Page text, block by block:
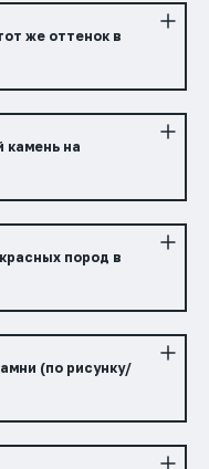
же оттенок в
камень на
пород в
(по рисунку/